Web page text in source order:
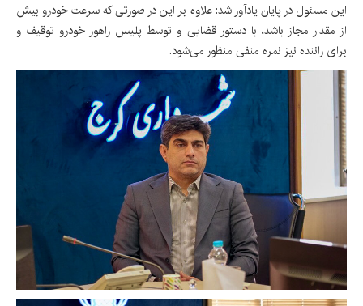
این مسئول در پایان یادآور شد: علاوه بر این در صورتی که سرعت خودرو بیش
از مقدار مجاز باشد، با دستور قضایی و توسط پلیس راهور خودرو توقیف و
برای راننده نیز نمره منفی منظور می‌شود.